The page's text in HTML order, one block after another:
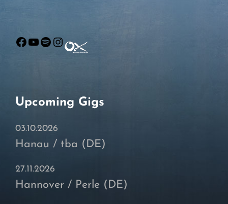
Facebook
YouTube
Spotify
Instagram
Upcoming Gigs
03.10.2026
Hanau / tba (DE)
27.11.2026
Hannover / Perle (DE)